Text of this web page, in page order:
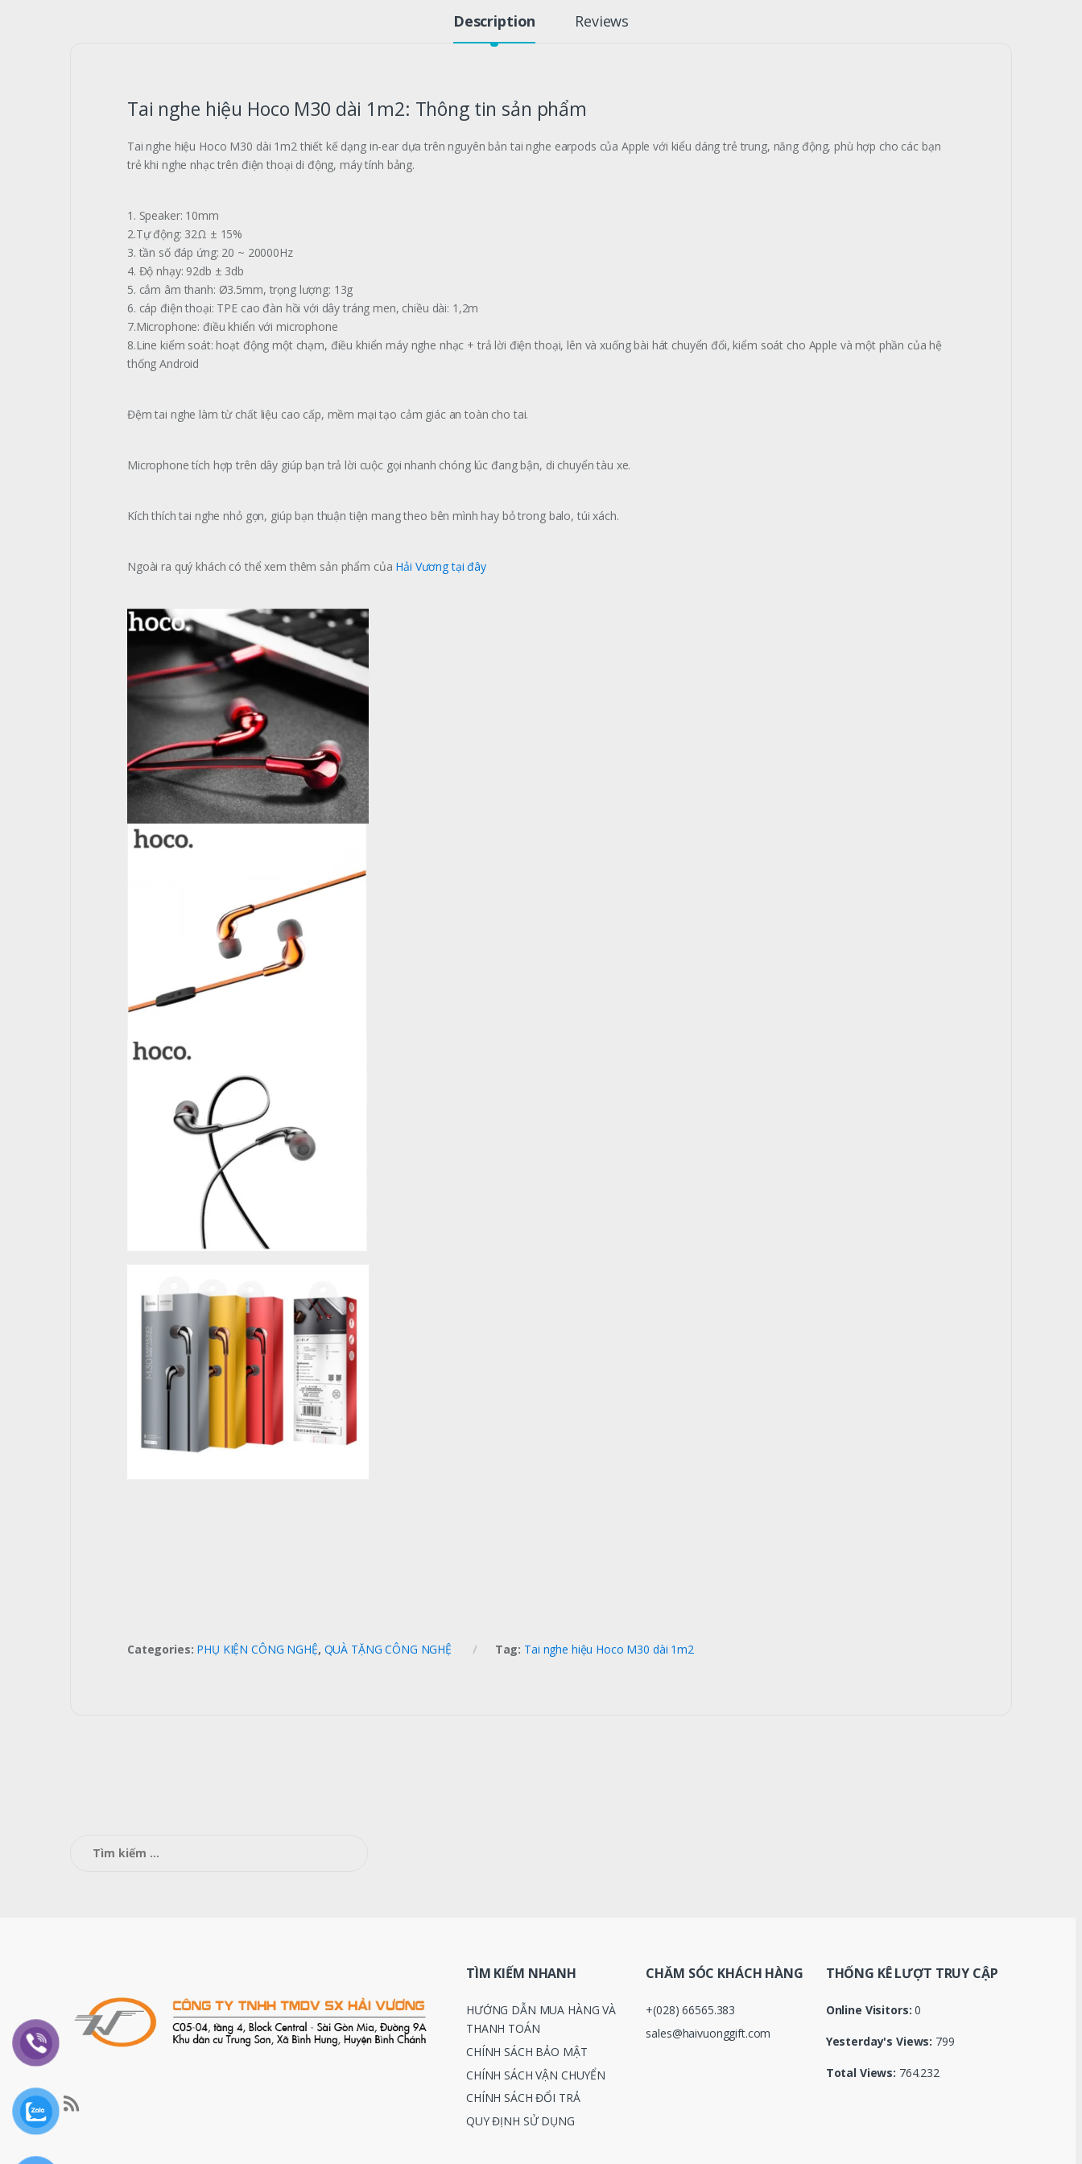
Description Reviews
Tai nghe hiệu Hoco M30 dài 1m2: Thông tin sản phẩm
Tai nghe hiệu Hoco M30 dài 1m2 thiết kế dạng in-ear dựa trên nguyên bản tai nghe earpods của Apple với kiểu dáng trẻ trung, năng động, phù hợp cho các bạn
trẻ khi nghe nhạc trên điện thoại di động, máy tính bảng.
1. Speaker: 10mm
2.Tự động: 32Ω ± 15%
3. tần số đáp ứng: 20 ~ 20000Hz
4. Độ nhạy: 92db ± 3db
5. cắm âm thanh: Ø3.5mm, trọng lượng: 13g
6. cáp điện thoại: TPE cao đàn hồi với dây tráng men, chiều dài: 1,2m
7.Microphone: điều khiển với microphone
8.Line kiểm soát: hoạt động một chạm, điều khiển máy nghe nhạc + trả lời điện thoại, lên và xuống bài hát chuyển đổi, kiểm soát cho Apple và một phần của hệ
thống Android
Đệm tai nghe làm từ chất liệu cao cấp, mềm mại tạo cảm giác an toàn cho tai.
Microphone tích hợp trên dây giúp bạn trả lời cuộc gọi nhanh chóng lúc đang bận, di chuyển tàu xe.
Kích thích tai nghe nhỏ gọn, giúp bạn thuận tiện mang theo bên mình hay bỏ trong balo, túi xách.
Ngoài ra quý khách có thể xem thêm sản phẩm của Hải Vương tại đây
Categories: PHỤ KIỆN CÔNG NGHỆ, QUÀ TẶNG CÔNG NGHỆ Tag: Tai nghe hiệu Hoco M30 dài 1m2
kiếm
TÌM KIẾM NHANH
HƯỚNG DẪN MUA HÀNG VÀ
THANH TOÁN
CHÍNH SÁCH BẢO MẬT
CHÍNH SÁCH VẬN CHUYỂN
CHÍNH SÁCH ĐỔI TRẢ
QUY ĐỊNH SỬ DỤNG
CHĂM SÓC KHÁCH HÀNG
+(028) 66565.383
sales@haivuonggift.com
THỐNG KÊ LƯỢT TRUY CẬP
Online Visitors:0
Yesterday's Views: 799
Total Views: 764.232